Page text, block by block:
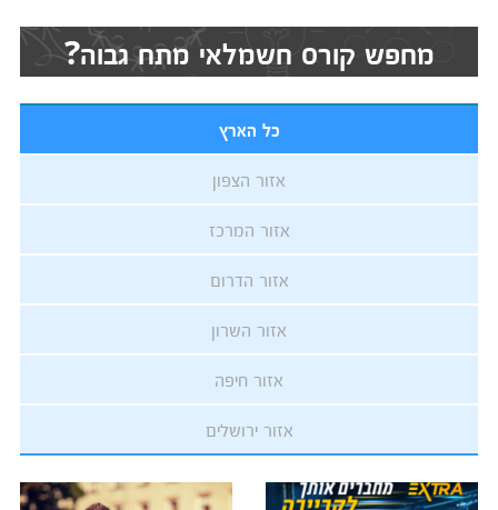
מחפש קורס חשמלאי מתח גבוה?
כל הארץ
אזור הצפון
אזור המרכז
אזור הדרום
אזור השרון
אזור חיפה
אזור ירושלים